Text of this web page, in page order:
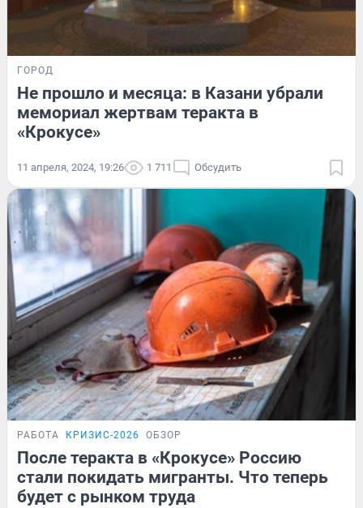
ГОРОД
Не прошло и месяца: в Казани убрали
мемориал жертвам теракта в
«Крокусе»
11 апреля, 2024, 19:26 1 711 Обсудить
РАБОТА КРИЗИС-2026 ОБЗОР
После теракта в «Крокусе» Россию
стали покидать мигранты. Что теперь
будет с рынком труда